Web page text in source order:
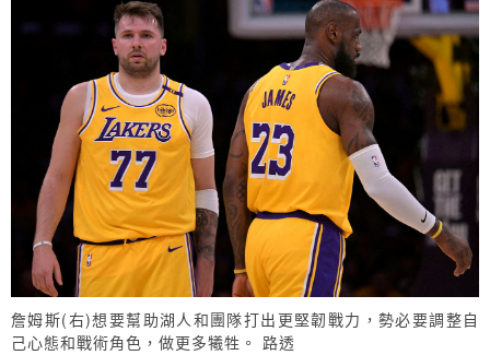
詹姆斯(右)想要幫助湖人和團隊打出更堅韌戰力，勢必要調整自
己心態和戰術角色，做更多犧牲。 路透